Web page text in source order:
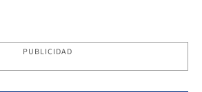
PUBLICIDAD